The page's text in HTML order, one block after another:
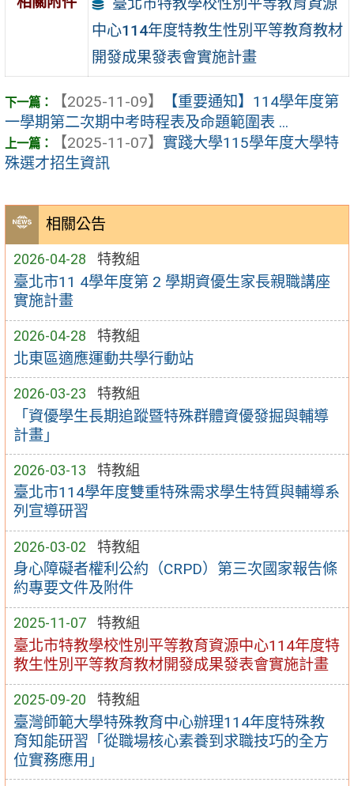
相關公告
2026-04-28 特教組
臺北市11 4學年度第 2 學期資優生家長親職講座
實施計畫
2026-04-28 特教組
北東區適應運動共學行動站
2026-03-23 特教組
「資優學生長期追蹤暨特殊群體資優發掘與輔導
計畫」
2026-03-13 特教組
臺北市114學年度雙重特殊需求學生特質與輔導系
列宣導研習
2026-03-02 特教組
身心障礙者權利公約（CRPD）第三次國家報告條
約專要文件及附件
2025-11-07 特教組
臺北市特教學校性別平等教育資源中心114年度特
教生性別平等教育教材開發成果發表會實施計畫
2025-09-20 特教組
臺灣師範大學特殊教育中心辦理114年度特殊教
育知能研習「從職場核心素養到求職技巧的全方
位實務應用」
中心114年度特教生性別平等教育教材
開發成果發表會實施計畫
【2025-11-09】
【重要通知】114學年度第
一學期第二次期中考時程表及命題範圍表 ...
【2025-11-07】 實踐大學115學年度大學特
殊選才招生資訊